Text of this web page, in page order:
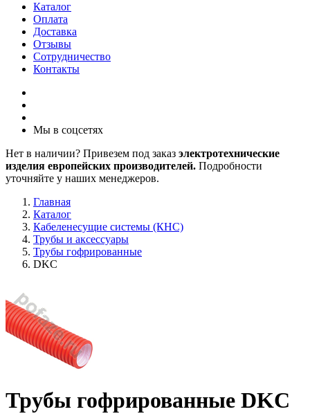
Каталог
Оплата
Доставка
Отзывы
Сотрудничество
Контакты
Мы в соцсетях
Нет в наличии? Привезем под заказ электротехнические
изделия европейских производителей. Подробности
уточняйте у наших менеджеров.
Главная
Каталог
Кабеленесущие системы (КНС)
Трубы и аксессуары
Трубы гофрированные
DKC
Трубы гофрированные DKC